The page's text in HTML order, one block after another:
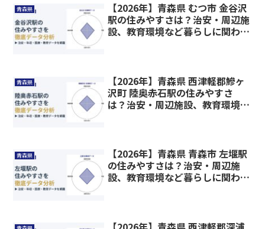
青森県
【2026年】青森県 むつ市 金谷沢
駅の住みやすさは？治安・周辺施
設、教育環境など暮らしに関わる
青森県
【2026年】青森県 西津軽郡鰺ヶ
沢町 陸奥赤石駅の住みやすさ
は？治安・周辺施設、教育環境な
青森県
【2026年】青森県 青森市 左堰駅
の住みやすさは？治安・周辺施
設、教育環境など暮らしに関わる